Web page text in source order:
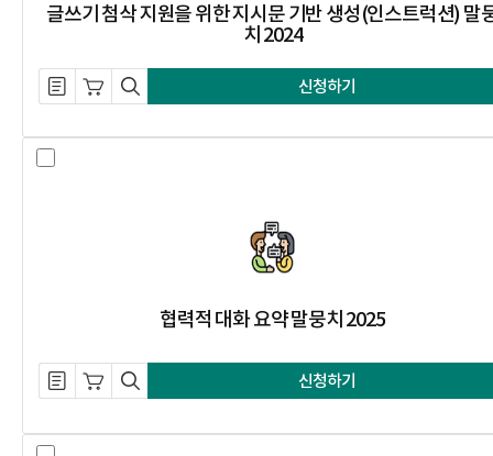
글쓰기 첨삭 지원을 위한 지시문 기반 생성(인스트럭션) 말
치 2024
설명 자료 내려받기
장바구니 담기
미리보기 신청하기
협력적 대화 요약 말뭉치 2025
설명 자료 내려받기
장바구니 담기
미리보기 신청하기